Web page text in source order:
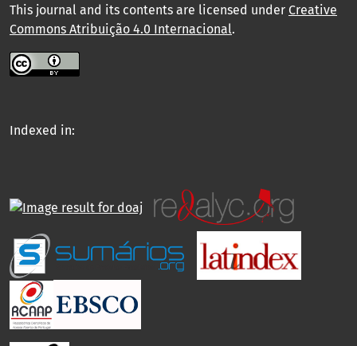
This journal and its contents are licensed under Creative
Commons Atribuição 4.0 Internacional.
Indexed in: